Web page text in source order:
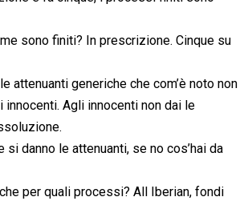
sono finiti? In prescrizione. Cinque su
attenuanti generiche che com’è noto non
innocenti. Agli innocenti non dai le
si danno le attenuanti, se no cos’hai da
per quali processi? All Iberian, fondi